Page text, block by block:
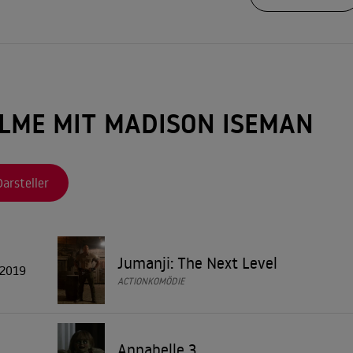
von Laura Sobiech basiert. Zusätzlich war sie bei
gab Madison Iseman bekannt, mit dem Singer-Songwriter
MIT MADISON ISEMAN
2019 Jumanji: The Next Level
ACTIONKOMÖDIE